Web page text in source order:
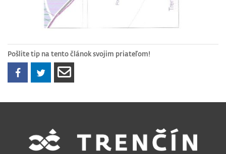
Pošlite tip na tento článok svojim priateľom!